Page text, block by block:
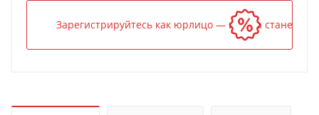
Зарегистрируйтесь как юрлицо — и цена станет